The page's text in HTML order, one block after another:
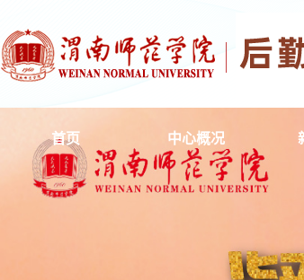
首页 中心概况